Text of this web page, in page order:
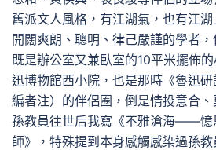
舊派文人風格，有江湖氣，也有江
開闊爽朗、聰明、律己嚴謹的學者
既是辦公室又兼臥室的10平米擺佈
迅博物館西小院，也是那時《魯迅
編者注）的伴侶圈，倒是情投意合、
孫教員往世后我寫《不雅滄海——憶
師》，特殊提到本身感觸感染過孫教